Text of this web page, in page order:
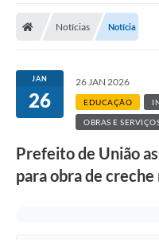
Notícias Notícia
JAN
26
26 JAN 2026
EDUCAÇÃO
OBRAS E
Prefeito de União
para obra de